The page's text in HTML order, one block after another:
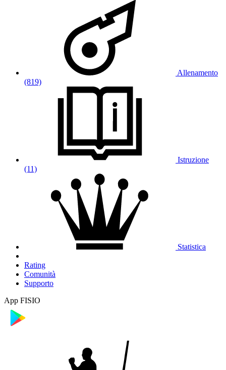
Allenamento
(819)
Istruzione
(11)
Statistica
Rating
Comunità
Supporto
App FISIO